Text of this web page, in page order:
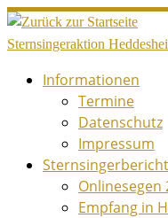
Zum
Inhalt
Sternsingeraktion
Informationen
Termine
Datenschutz
Impressum
Onlinesegen
Empfang in